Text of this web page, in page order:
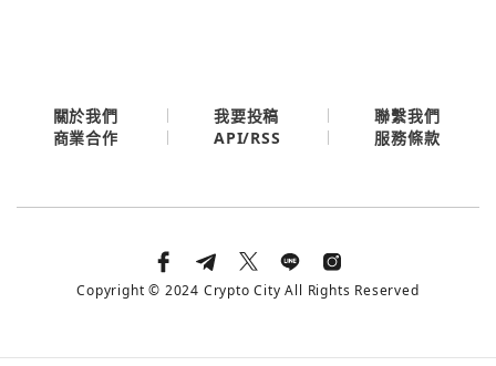
關於我們 我要投稿
聯繫我們
商業合作
API/RSS 服務條款
Copyright © 2024 Crypto City All Rights Reserved